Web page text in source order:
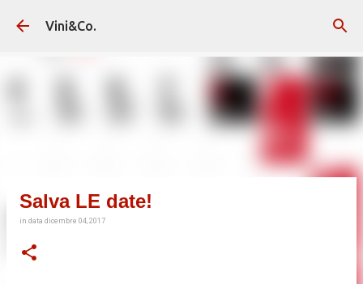
Vini&Co.
Salva LE date!
in data dicembre 04, 2017